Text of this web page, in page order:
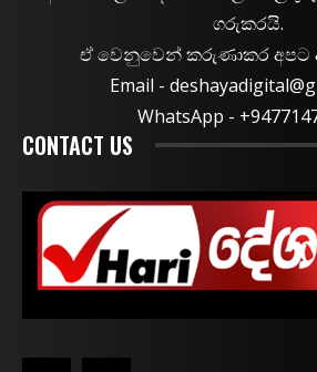
ගරුකරයි.
ඒ වෙනුවෙන් කරුණාකර අපට
Email -
WhatsApp -
CONTACT US